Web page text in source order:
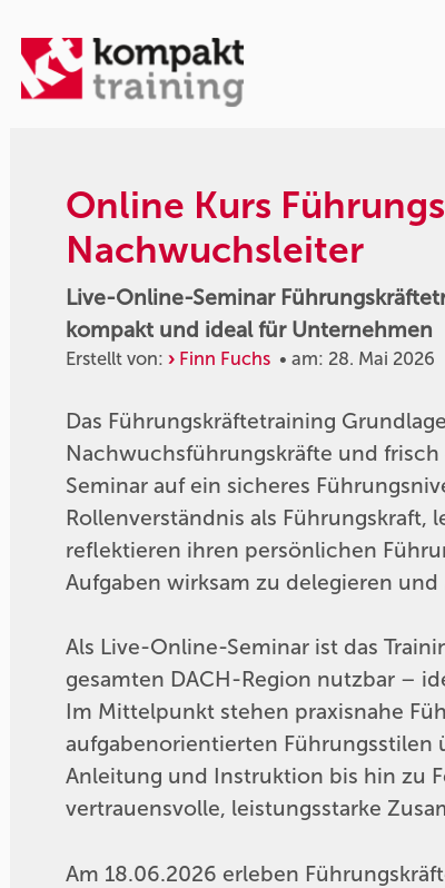
Online Kurs
Nachwuchsleiter
Live-Online-Seminar
kompakt und ideal für Unternehmen
Erstellt von: Finn Fuchs • am: 28. Mai 2026
Das Führungskräftetraining
Nachwuchsführungskräfte und
Seminar auf ein sicheres
Rollenverständnis als
reflektieren ihren persönlichen
Aufgaben wirksam zu delegieren
Als Live-Online-Seminar ist das
gesamten DACH-Region nutzbar –
Im Mittelpunkt stehen praxisnahe
aufgabenorientierten Führungsstilen
Anleitung und Instruktion bis hin zu
vertrauensvolle, leistungsstarke
Am 18.06.2026 erleben